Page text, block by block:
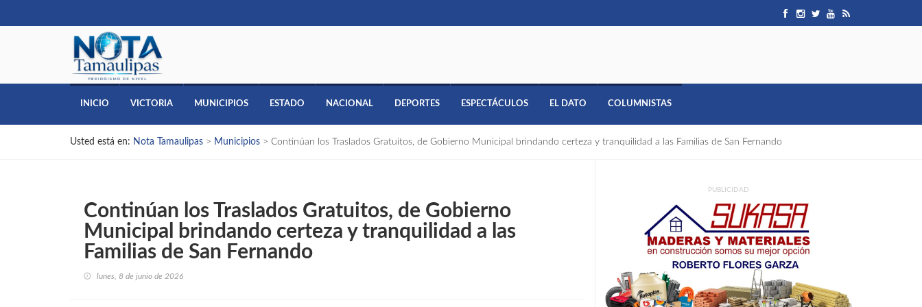
INICIO VICTORIA MUNICIPIOS ESTADO NACIONAL DEPORTES ESPECTÁCULOS EL DATO COLUMNISTAS
Usted está en: Nota Tamaulipas > Municipios > Continúan los Traslados Gratuitos, de Gobierno Municipal brindando certeza y tranquilidad a las Familias de San Fernando
Continúan los Traslados Gratuitos, de Gobierno
Municipal brindando certeza y tranquilidad a las
Familias de San Fernando
lunes, 8 de junio de 2026
PUBLICIDAD